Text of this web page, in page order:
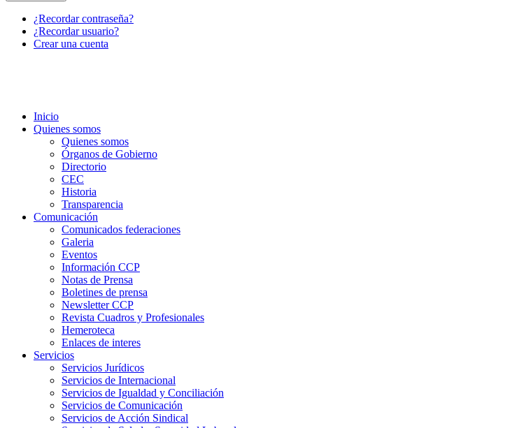
¿Recordar contraseña?
¿Recordar usuario?
Crear una cuenta
Inicio
Quienes somos
Quienes somos
Órganos de Gobierno
Directorio
CEC
Historia
Transparencia
Comunicación
Comunicados federaciones
Galeria
Eventos
Información CCP
Notas de Prensa
Boletines de prensa
Newsletter CCP
Revista Cuadros y Profesionales
Hemeroteca
Enlaces de interes
Servicios
Servicios Jurídicos
Servicios de Internacional
Servicios de Igualdad y Conciliación
Servicios de Comunicación
Servicios de Acción Sindical